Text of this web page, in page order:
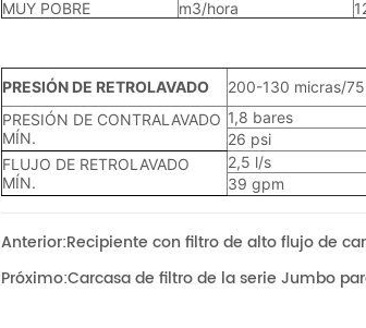
Anterior:Recipiente con filtro de alto flujo de
Próximo:Carcasa de filtro de la serie Jumbo